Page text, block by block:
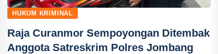
HUKUM KRIMINAL
Raja Curanmor Sempoyongan Ditembak
Anggota Satreskrim Polres Jombang